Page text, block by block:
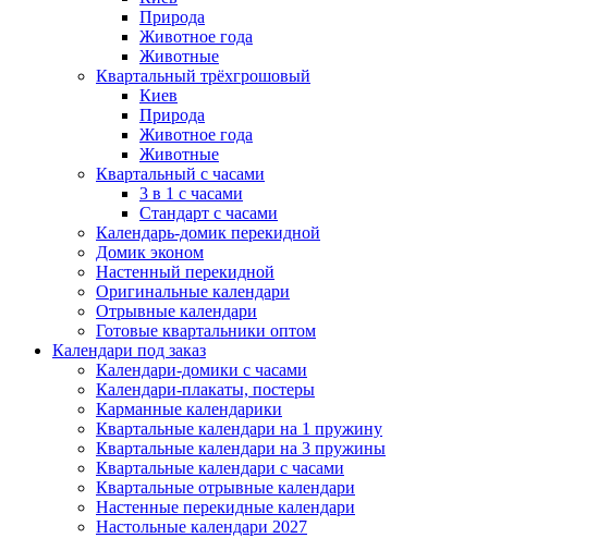
Природа
Животное года
Животные
Квартальный трёхгрошовый
Киев
Природа
Животное года
Животные
Квартальный с часами
3 в 1 с часами
Стандарт с часами
Календарь-домик перекидной
Домик эконом
Настенный перекидной
Оригинальные календари
Отрывные календари
Готовые квартальники оптом
Календари под заказ
Календари-домики с часами
Календари-плакаты, постеры
Карманные календарики
Квартальные календари на 1 пружину
Квартальные календари на 3 пружины
Квартальные календари с часами
Квартальные отрывные календари
Настенные перекидные календари
Настольные календари 2027